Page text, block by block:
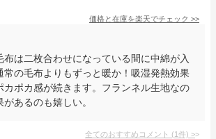
価格と在庫を楽天でチェック >>
布は二枚合わせになっている間に中綿が入
常の毛布よりもずっと暖か！吸湿発熱効果
カポカ感が続きます。フランネル生地なの
あるのも嬉しい。
全てのおすすめコメント (1件) >